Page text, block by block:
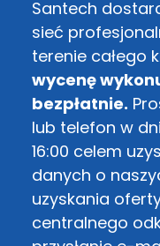
Santech
sieć
terenie całego
wycenę
bezpłatnie.
lub telefon w
16:00 celem
danych o
uzyskania
centralnego